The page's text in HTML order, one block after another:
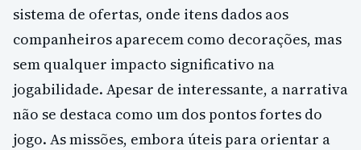
sistema de ofertas, onde itens dados aos
companheiros aparecem como decorações, mas
sem qualquer impacto significativo na
jogabilidade. Apesar de interessante, a narrativa
não se destaca como um dos pontos fortes do
jogo. As missões, embora úteis para orientar a